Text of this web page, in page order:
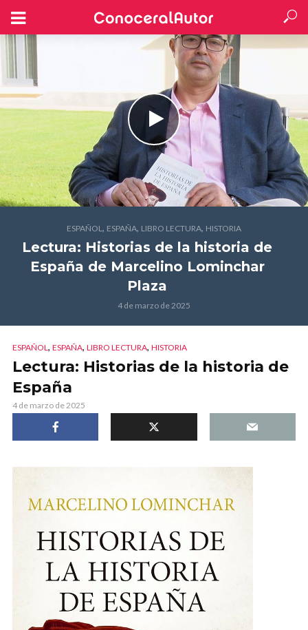
ESPAÑOL, ESPAÑA, LIBRO LECTURA, HISTORIA
Lectura: Historias de la historia de
España de Marcelino Lominchar
Plaza
4 de marzo de 2025
ESPAÑOL, ESPAÑA, LIBRO LECTURA, HISTORIA
Lectura: Historias de la historia de
España
4 de marzo de 2025